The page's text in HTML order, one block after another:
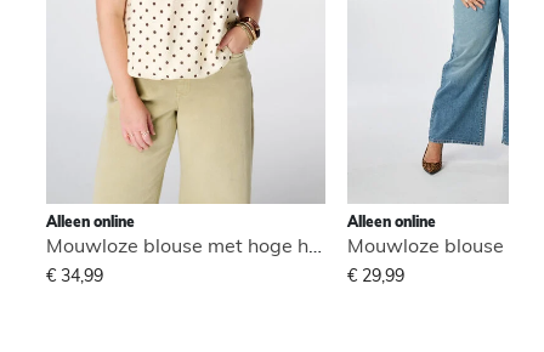
Alleen online
Mouwloze blouse met hoge hals
€ 34,99
Alleen online
€ 29,99